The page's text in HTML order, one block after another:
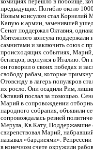
комициях перешло в побоище,
предыдущие. Погибло около
Новым консулом стал Корнелий
Капую к армии, заменившей
Сенат поддержал Октавия,
Мятежного консула поддержали
самнитами и заключить союз с
происходящих событиях,
беглецов, вернулся в Италию.
он говорил о своих победах и
свободу рабам, которые
Отовсюду в лагерь популяров
их росло. Они осадили Рим,
Октавий послал за помощью.
Марий в сопровождении
народного собрания, объявили
сопровождалась резней
Мерула, Кв.Кату, Поддержавшие
свирепствовал Марий,
называл «бардиеями».
в конечном счете окружили